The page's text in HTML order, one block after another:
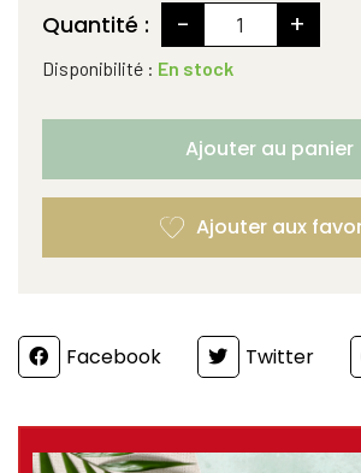
Quantité : - +
Disponibilité : En stock
Ajouter au panier
PartagerFacebook Twitter